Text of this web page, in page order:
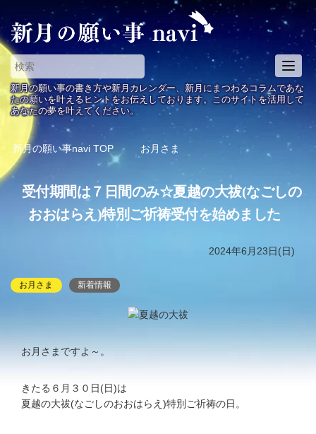
T
o
g
g
e
v
t
新月の願い事の書き方や新月カレンダー、新月にまつわるコラムであな
たの願いを叶えるヒントをお伝えしております。このサイトを活用して
あなたの夢を叶えてください。
新月の願い事navi TOP お月さま
受付期間は７日間のみ☆夏越の大祓(なごしの
おおはらえ)特別ご祈祷受付を始めました
2024年6月23日(日)
お月さま 新着情報
お月さまですよ～。
きたる６月３０日(日)は
夏越の大祓(なごしのおおはらえ)特別ご祈祷の日。